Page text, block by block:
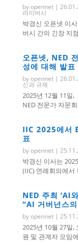
byopennet|
라이버시
박경신 오픈넷 이
버시 간의 긴장 지
오픈넷, NED
성에 대해 발표
byopennet|
신과 규제
2025년 12월 11일,
NED 전문가 자문
IIC 2025에서
표
byopennet|
박경신 이사는
(IIC) 연례회의에서
NED 주최 ‘AI
“AI 거버넌스
byopennet|
2025년 10월 27일,
원 및 관계자 모임